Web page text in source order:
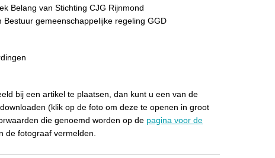
Belang van Stichting CJG Rijnmond
Bestuur gemeenschappelijke regeling GGD
bij een artikel te plaatsen, dan kunt u een van de
(klik op de foto om deze te openen in groot
die genoemd worden op de pagina voor de
de fotograaf vermelden.